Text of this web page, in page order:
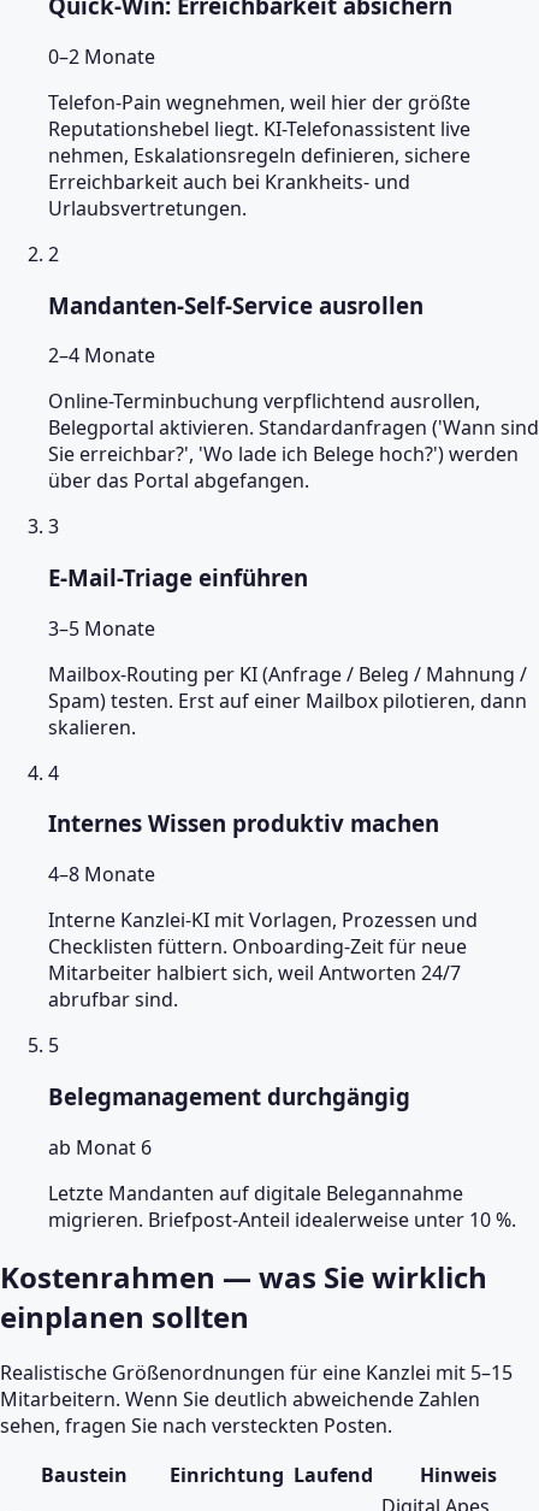
0–2 Monate
Telefon-Pain wegnehmen, weil hier der größte
Reputationshebel liegt. KI-Telefonassistent live
nehmen, Eskalationsregeln definieren, sichere
Erreichbarkeit auch bei Krankheits- und
Urlaubsvertretungen.
2
Mandanten-Self-Service ausrollen
2–4 Monate
Online-Terminbuchung verpflichtend ausrollen,
Belegportal aktivieren. Standardanfragen ('Wann sind
Sie erreichbar?', 'Wo lade ich Belege hoch?') werden
über das Portal abgefangen.
3
E-Mail-Triage einführen
3–5 Monate
Mailbox-Routing per KI (Anfrage / Beleg / Mahnung /
Spam) testen. Erst auf einer Mailbox pilotieren, dann
skalieren.
4
Internes Wissen produktiv machen
4–8 Monate
Interne Kanzlei-KI mit Vorlagen, Prozessen und
Checklisten füttern. Onboarding-Zeit für neue
Mitarbeiter halbiert sich, weil Antworten 24/7
abrufbar sind.
5
Belegmanagement durchgängig
ab Monat 6
Letzte Mandanten auf digitale Belegannahme
migrieren. Briefpost-Anteil idealerweise unter 10 %.
Kostenrahmen — was Sie wirklich
einplanen sollten
Realistische Größenordnungen für eine Kanzlei mit 5–15
Mitarbeitern. Wenn Sie deutlich abweichende Zahlen
sehen, fragen Sie nach versteckten Posten.
Baustein
Einrichtung Laufend
Hinweis